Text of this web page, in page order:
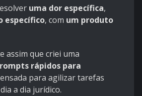
uma dor específica,
específico, com um produto
assim que criei uma
rápidos para
para agilizar tarefas
a dia jurídico.